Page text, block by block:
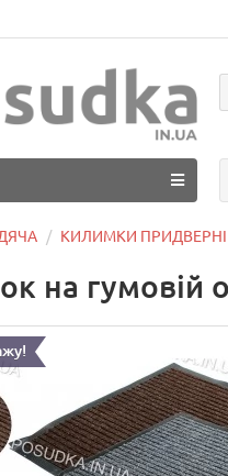
КИЛИМКИ ПРИДВЕРНІ
на гумовій